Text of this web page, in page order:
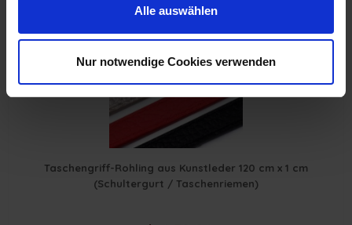
Alle auswählen
Nur notwendige Cookies verwenden
4 wunderbare Farben
Taschengriff-Rohling aus Kunstleder 120 cm x 1 cm
(Schultergurt / Taschenriemen)